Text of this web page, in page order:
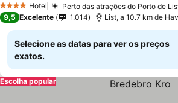
4 EstrelasHotel Perto das atrações do Porto de
9,5 Excelente 1.014 List, a 10.7 km de
Selecione as datas para ver os preços
exatos.
Escolha popular